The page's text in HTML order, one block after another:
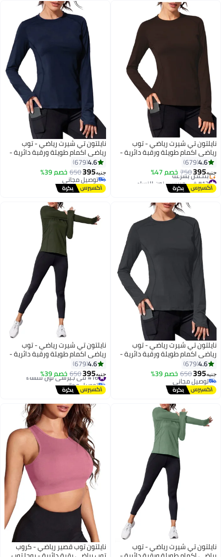
نايلتون تي شيرت رياضي - توب
رياضي اكمام طويلة ورقبة دائرية -
للنساء
4.6
679
جنيه395
750خصم 47%
#12 في جيرسي نون للنساء
توصيل مجاني
بتخلّص بسرعة
نايلتون تي شيرت رياضي - توب
رياضي اكمام طويلة ورقبة دائرية -
للنساء
4.6
679
جنيه395
650 خصم 39%
توصيل مجاني
توصيل مجاني
نايلتون تي شيرت رياضي - توب
رياضي اكمام طويلة ورقبة دائرية -
للنساء
4.6
679
جنيه395
650 خصم 39%
توصيل مجاني
توصيل مجاني
نايلتون تي شيرت رياضي - توب
رياضي اكمام طويلة ورقبة دائرية -
للنساء
4.6
679
جنيه395
650خصم 39% #16 في جيرسي نون للنساء
توصيل مجاني
#16 في جيرسي نون للنساء
نايلتون تي شيرت رياضي - توب نايلتون توب قصير رياضي - كروب